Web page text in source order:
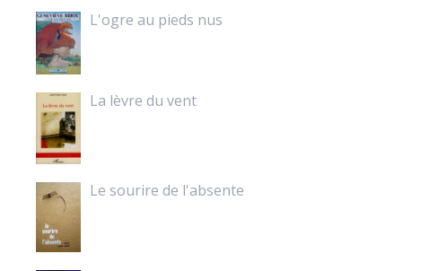
L'ogre au pieds nus
La lèvre du vent
Le sourire de l'absente